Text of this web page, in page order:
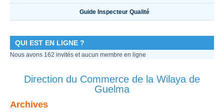
Guide Inspecteur Qualité
QUI EST EN LIGNE ?
Nous avons 162 invités et aucun membre en ligne
Direction du Commerce de la Wilaya de
Guelma
Archives